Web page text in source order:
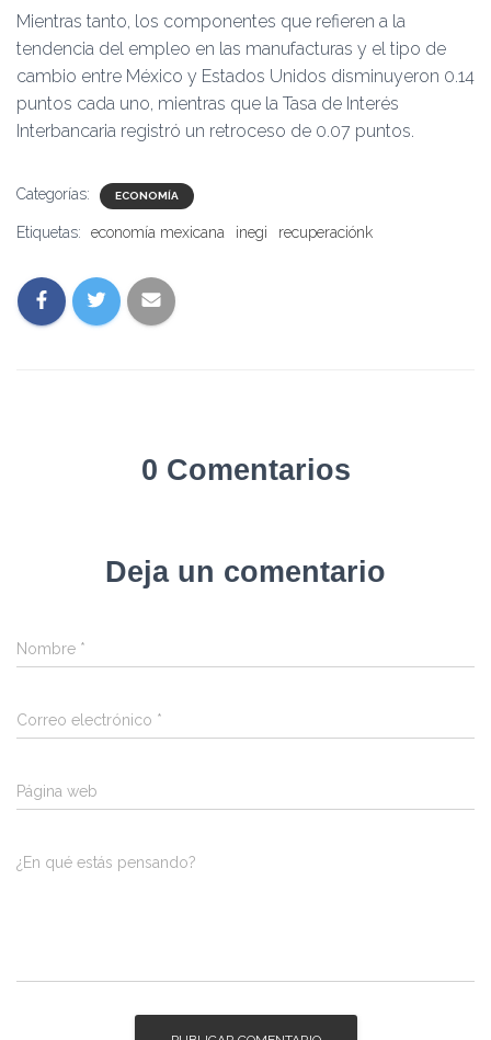
Mientras tanto, los componentes que refieren a la
tendencia del empleo en las manufacturas y el tipo de
cambio entre México y Estados Unidos disminuyeron 0.14
puntos cada uno, mientras que la Tasa de Interés
Interbancaria registró un retroceso de 0.07 puntos.
Categorías: ECONOMÍA
Etiquetas: economía mexicana inegi recuperaciónk
0 Comentarios
Deja un comentario
Nombre *
Correo electrónico *
Página web
¿En qué estás pensando?